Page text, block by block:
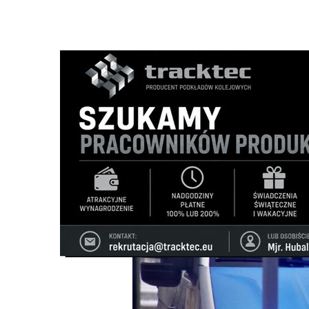
Ścieżka
nawigacyjna
Strona główna Wiadomości /Motoryzacja
Wypadek
MOTORYZACJA 30/06/2025/ 4 Komentarzy
Wypadek na trasie Suwałki-Sejny. Nie